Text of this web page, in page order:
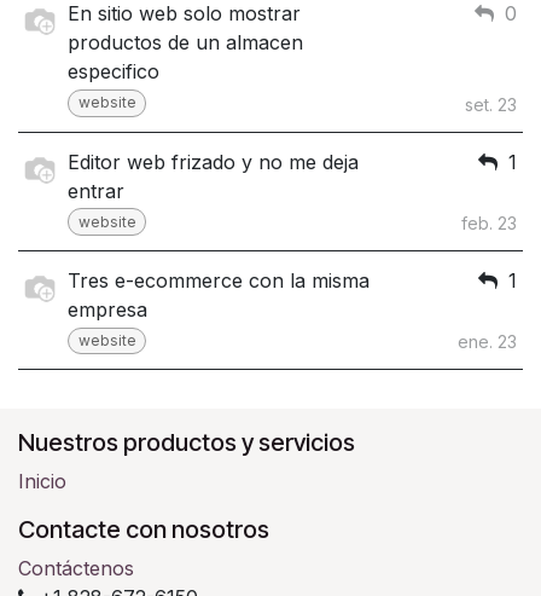
En sitio web solo mostrar
productos de un almacen
especifico
website
0
set. 23
Editor web frizado y no me deja
entrar
website
1
feb. 23
Tres e-ecommerce con la misma
empresa
website
1
ene. 23
Nuestros productos y servicios
Inicio
Contacte con nosotros
Contáctenos